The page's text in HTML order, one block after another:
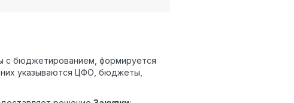
с бюджетированием, формируется
них указываются ЦФО, бюджеты,